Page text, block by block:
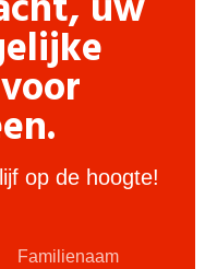
op de hoogte!